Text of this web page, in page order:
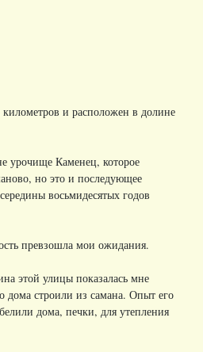
и расположен в долине
урочище Каменец, которое
но это и последующее
восьмидесятых годов
превзошла мои ожидания.
этой улицы показалась мне
дома строили из самана. Опыт его
дома, печки, для утепления